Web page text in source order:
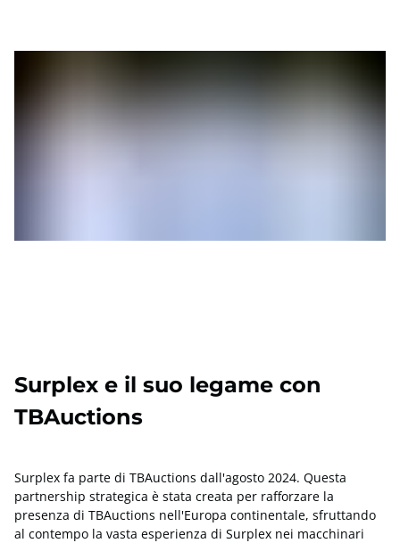
Surplex e il suo legame con
TBAuctions
Surplex fa parte di TBAuctions dall'agosto 2024. Questa
partnership strategica è stata creata per rafforzare la
presenza di TBAuctions nell'Europa continentale, sfruttando
al contempo la vasta esperienza di Surplex nei macchinari